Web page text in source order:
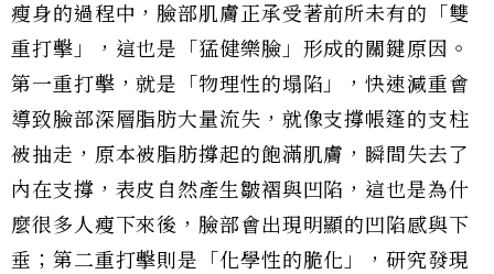
瘦身的過程中，臉部肌膚正承受著前所未有的「雙
重打擊」，這也是「猛健樂臉」形成的關鍵原因。
第一重打擊，就是「物理性的塌陷」，快速減重會
導致臉部深層脂肪大量流失，就像支撐帳篷的支柱
被抽走，原本被脂肪撐起的飽滿肌膚，瞬間失去了
內在支撐，表皮自然產生皺褶與凹陷，這也是為什
麼很多人瘦下來後，臉部會出現明顯的凹陷感與下
垂；第二重打擊則是「化學性的脆化」，研究發現